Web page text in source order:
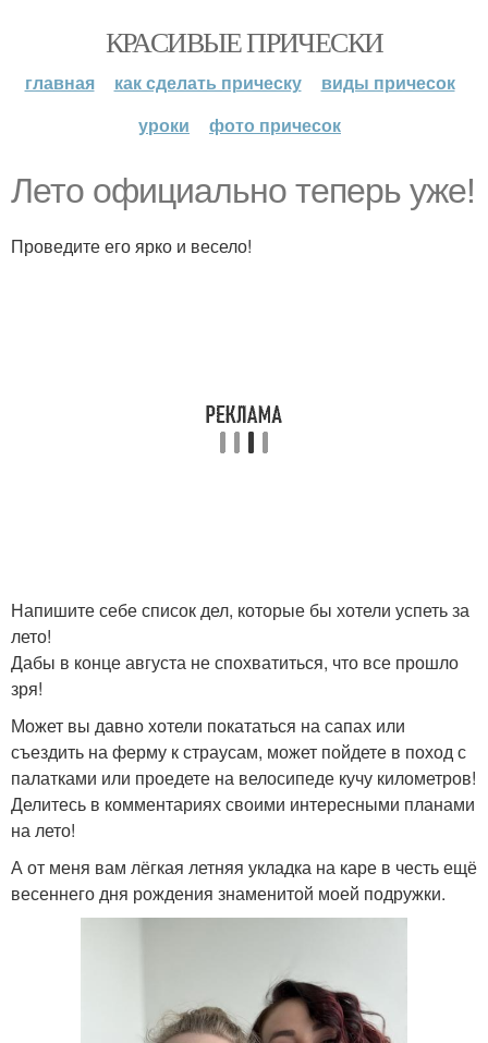
КРАСИВЫЕ ПРИЧЕСКИ
главная как сделать прическу
виды причесок
уроки
фото причесок
Лето официально теперь уже!
Проведите его ярко и весело!
Напишите себе список дел, которые бы хотели успеть за
лето!
Дабы в конце августа не спохватиться, что все прошло
зря!
Может вы давно хотели покататься на сапах или
съездить на ферму к страусам, может пойдете в поход с
палатками или проедете на велосипеде кучу километров!
Делитесь в комментариях своими интересными планами
на лето!
А от меня вам лёгкая летняя укладка на каре в честь ещё
весеннего дня рождения знаменитой моей подружки.